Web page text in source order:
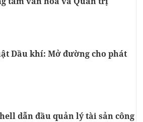
Dầu khí: Mở đường cho phát
dẫn đầu quản lý tài sản công